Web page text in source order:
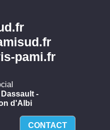
pami.fr
-
d'Albi
CONTACT